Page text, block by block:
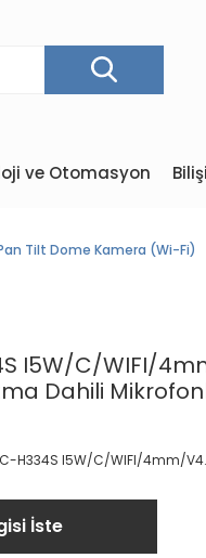
ve Otomasyon
Tilt Dome Kamera (Wi-Fi)
I5W/C/WIFI/
Dahili
H334S I5W/C/WIFI/4mm/
İste